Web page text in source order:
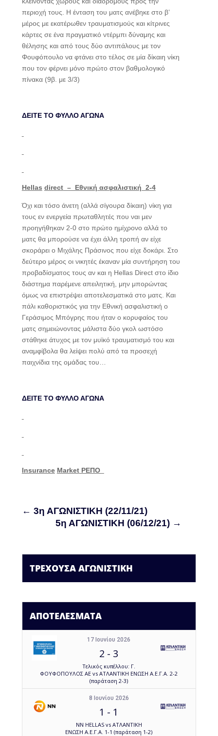
περιοχή τους. Η ένταση του ματς ανέβηκε στο β’
μέρος με εκατέρωθεν τραυματισμούς και κίτρινες
κάρτες σε ένα πραγματικό ντέρμπι δύναμης και
θέλησης και από τους δύο αντιπάλους με τον
Φουφόπουλο να φτάνει στο τέλος σε μία δίκαιη νίκη
που τον φέρνει μόνο πρώτο στον βαθμολογικό
πίνακα (9β. με 3/3)
ΔΕΙΤΕ ΤΟ ΦΥΛΛΟ ΑΓΩΝΑ
Hellas direct– Εθνική ασφαλιστική 2-4
Όχι και τόσο άνετη (αλλά σίγουρα δίκαιη) νίκη για
τους εν ενεργεία πρωταθλητές που ναι μεν
προηγήθηκαν 2-0 στο πρώτο ημίχρονο αλλά το
ματς θα μπορούσε να έχει άλλη τροπή αν είχε
σκοράρει ο Μιχάλης Πράσινος που είχε δοκάρι. Στο
δεύτερο μέρος οι νικητές έκαναν μία συντήρηση του
προβαδίσματος τους αν και η Hellas Direct στο ίδιο
διάστημα παρέμενε απειλητική, μην μπορώντας
όμως να επιστρέψει αποτελεσματικά στο ματς. Και
πάλι καθοριστικός για την Εθνική ασφαλιστική ο
Γεράσιμος Μπόγρης που ήταν ο κορυφαίος του
ματς σημειώνοντας μάλιστα δύο γκολ ωστόσο
στάθηκε άτυχος με τον μυϊκό τραυματισμό του και
αναμφίβολα θα λείψει πολύ από τα προσεχή
παιχνίδια της ομάδας του…
ΔΕΙΤΕ ΤΟ ΦΥΛΛΟ ΑΓΩΝΑ
Insurance MarketΡΕΠΟ
← 3η ΑΓΩΝΙΣΤΙΚΗ (22/11/21)
5η ΑΓΩΝΙΣΤΙΚΗ (06/12/21) →
ΤΡΕΧΟΥΣΑ ΑΓΩΝΙΣΤΙΚΗ
ΑΠΟΤΕΛΕΣΜΑΤΑ
17 Ιουνίου 2026
2 - 3
Τελικός κυπέλλου: Γ.
ΦΟΥΦΟΠΟΥΛΟΣ ΑΕ vs ΑΤΛΑΝΤΙΚΗ ΕΝΩΣΗ Α.Ε.Γ.Α. 2-2
(παράταση 2-3)
8 Ιουνίου 2026
1 - 1
NN HELLAS vs ΑΤΛΑΝΤΙΚΗ
ΕΝΩΣΗ Α.Ε.Γ.Α. 1-1 (παράταση 1-2)